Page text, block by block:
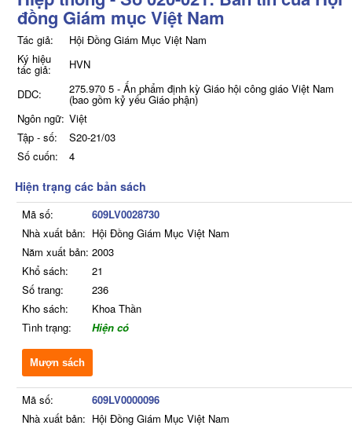
đồng Giám mục Việt Nam
Tác giả:
Hội Đồng Giám Mục Việt Nam
Ký hiệu
tác giả:
HVN
DDC:
275.970 5 - Ấn phẩm định kỳ Giáo hội công giáo Việt Nam
(bao gồm kỷ yếu Giáo phận)
Ngôn ngữ: Việt
Tập - số:
S20-21/03
Số cuốn:
4
Hiện trạng các bản sách
Mã số:
609LV0028730
Nhà xuất bản: Hội Đồng Giám Mục Việt Nam
Năm xuất bản: 2003
Khổ sách:
21
Số trang:
236
Kho sách:
Khoa Thần
Tình trạng:
Hiện có
Mượn sách
Mã số:
609LV0000096
Nhà xuất bản: Hội Đồng Giám Mục Việt Nam